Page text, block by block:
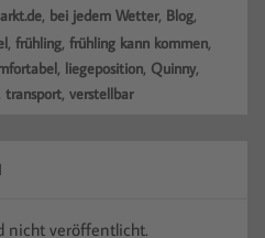
bei jedem Wetter, Blog
,frühling,frühling kann kommen,
, liegeposition, Quinny,
,transport,verstellbar
nicht veröffentlicht.